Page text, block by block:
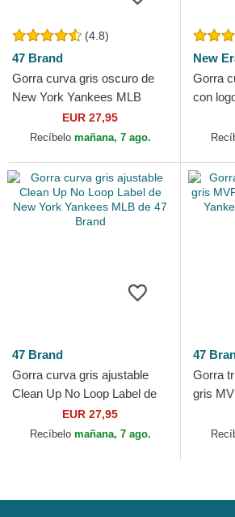
(4.8)
47 Brand
Gorra curva gris oscuro de
New York Yankees MLB
Clean Up de 47 Brand
EUR 27,95
Recíbelo mañana, 7 ago.
New
Gorra
con
47 Brand
Gorra curva gris ajustable
Clean Up No Loop Label de
New York Yankees MLB de
47 Brand
EUR 27,95
Recíbelo mañana, 7 ago.
47
Gorra
gris
York
Brand